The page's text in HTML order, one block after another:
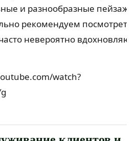
и разнообразные пейзажи.
рекомендуем посмотреть
невероятно вдохновляют!
watch?